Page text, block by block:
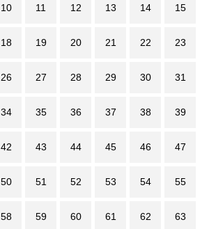
10 11 12 13 14 15
18 19 20 21 22 23
26 27 28 29 30 31
34 35 36 37 38 39
42 43 44 45 46 47
50 51 52 53 54 55
58 59 60 61 62 63